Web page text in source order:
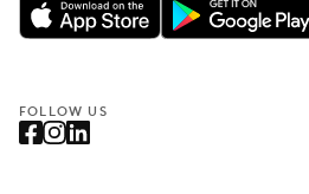
FOLLOW US